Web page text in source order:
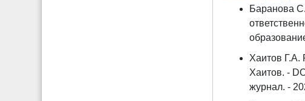
Баранова
Хаитов Г.А.
Хаитов. -
журнал. -